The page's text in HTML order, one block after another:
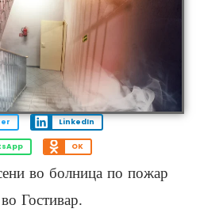
LinkedIn
OK
во болница по пожар
Гостивар.